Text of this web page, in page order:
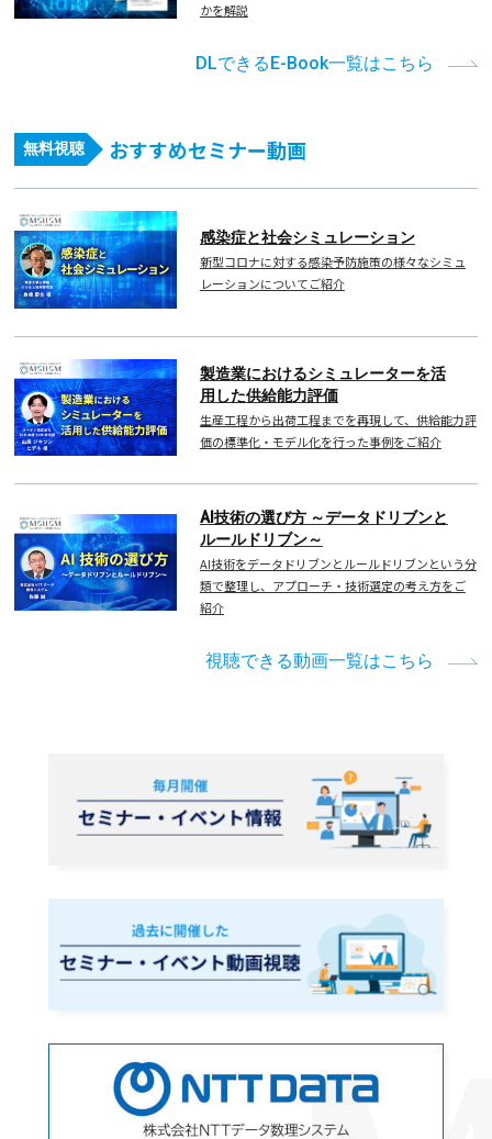
かを解説
DLできるE-Book一覧はこちら
無料視聴 おすすめセミナー動画
感染症と社会シミュレーション
新型コロナに対する感染予防施策の様々なシミュ
レーションについてご紹介
製造業におけるシミュレーターを活
用した供給能力評価
生産工程から出荷工程までを再現して、供給能力評
価の標準化・モデル化を行った事例をご紹介
AI技術の選び方 ～データドリブンと
ルールドリブン～
AI技術をデータドリブンとルールドリブンという分
類で整理し、アプローチ・技術選定の考え方をご
紹介
視聴できる動画一覧はこちら